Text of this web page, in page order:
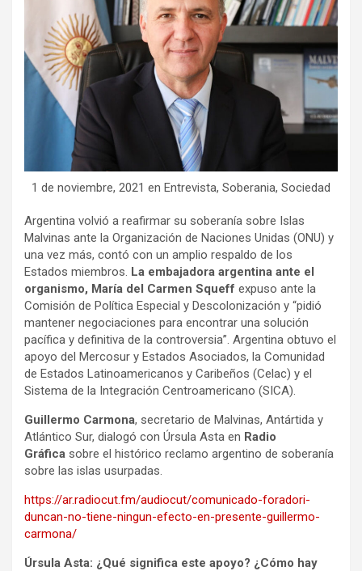
1 de noviembre, 2021 en Entrevista, Soberania, Sociedad
Argentina volvió a reafirmar su soberanía sobre Islas
Malvinas ante la Organización de Naciones Unidas (ONU) y
una vez más, contó con un amplio respaldo de los
Estados miembros. La embajadora argentina ante el
organismo, María del Carmen Squeff expuso ante la
Comisión de Política Especial y Descolonización y “pidió
mantener negociaciones para encontrar una solución
pacífica y definitiva de la controversia”. Argentina obtuvo el
apoyo del Mercosur y Estados Asociados, la Comunidad
de Estados Latinoamericanos y Caribeños (Celac) y el
Sistema de la Integración Centroamericano (SICA).
Guillermo Carmona, secretario de Malvinas, Antártida y
Atlántico Sur, dialogó con Úrsula Asta en Radio
Gráfica sobre el histórico reclamo argentino de soberanía
sobre las islas usurpadas.
https://ar.radiocut.fm/audiocut/comunicado-foradori-
duncan-no-tiene-ningun-efecto-en-presente-guillermo-
carmona/
Úrsula Asta: ¿Qué significa este apoyo? ¿Cómo hay